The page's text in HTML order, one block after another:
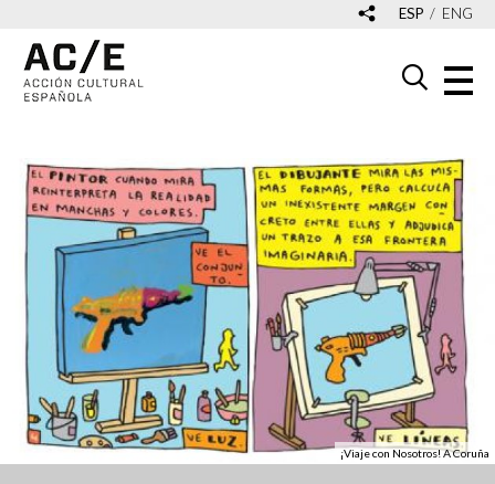
ESP ENG
¡Viaje con Nosotros! A Coruña